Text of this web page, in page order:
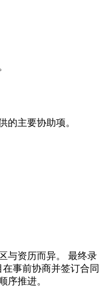
的主要协助项。
与资历而异。 最终录
事前协商并签订合同
序推进。